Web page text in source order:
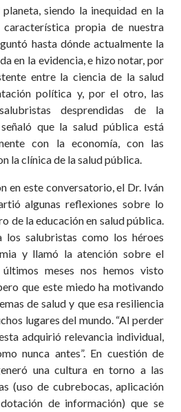
siendo la inequidad en la
propia de nuestra
hasta dónde actualmente la
en la evidencia, e hizo notar, por
entre la ciencia de la salud
política y, por el otro, las
desprendidas de la
que la salud pública está
con la economía, con las
la clínica de la salud pública.
en este conversatorio, el Dr. Iván
algunas reflexiones sobre lo
de la educación en salud pública.
los salubristas como los héroes
y llamó la atención sobre el
meses nos hemos visto
que este miedo ha motivando
de salud y que esa resiliencia
lugares del mundo. “Al perder
adquirió relevancia individual,
nunca antes”. En cuestión de
una cultura en torno a las
(uso de cubrebocas, aplicación
de información) que se